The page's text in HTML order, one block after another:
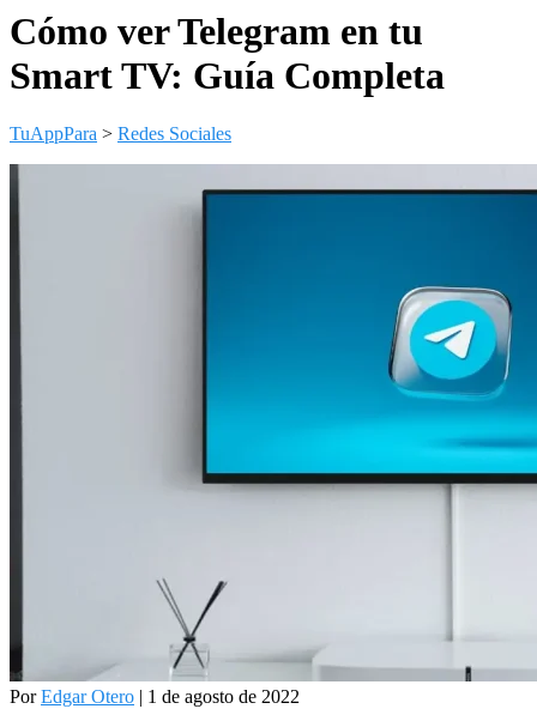
Cómo ver Telegram en tu
Smart TV: Guía Completa
TuAppPara > Redes Sociales
PorEdgar Otero | 1 de agosto de 2022